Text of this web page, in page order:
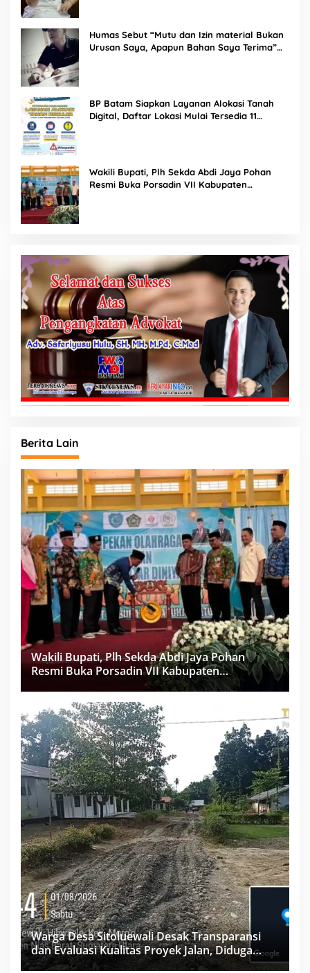
Humas Sebut “Mutu dan Izin material Bukan
Urusan Saya, Apapun Bahan Saya Terima”
BP Batam Siapkan Layanan Alokasi Tanah
Digital, Daftar Lokasi Mulai Tersedia 11
Wakili Bupati, Plh Sekda Abdi Jaya Pohan
Resmi Buka Porsadin VII Kabupaten
Berita Lain
Wakili Bupati, Plh Sekda Abdi Jaya Pohan
Resmi Buka Porsadin VII Kabupaten
Warga Desa Sitoluewali Desak Transparansi
dan Evaluasi Kualitas Proyek Jalan, Diduga
Minim Informasi